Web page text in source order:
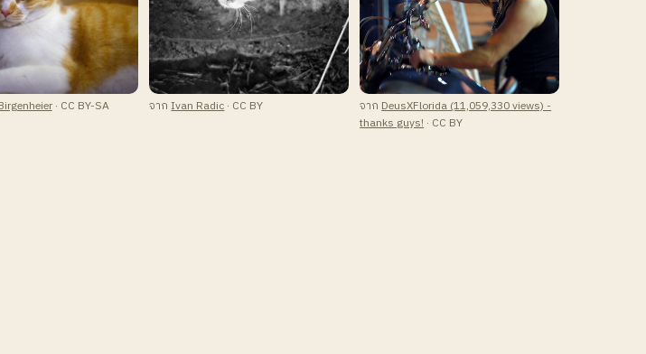
· CC BY-SA จาก Ivan Radic· CC BY จาก DeusXFlorida (11,059,330 views) -
thanks guys!· CC BY